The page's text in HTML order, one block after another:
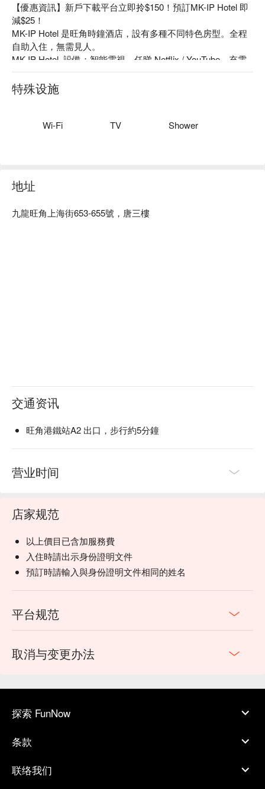
【優惠資訊】新戶下載平台立即拎$150！預訂MK-IP Hotel 即
減$25！
MK-IP Hotel 是旺角時鐘酒店，設有多種不同特色房型。全程
自助入住，無需見人。
MK-IP Hotel  設備：智能電視，任睇 Netflix / YouTube、充電
線、安全套、保證乾淨衛生提供一次性用品 (2條)、房間每次
都會徹底清潔及消毒
MK-IP Hotel 推薦：絕佳位置：位置近旺角地鐵站，步行 5 分
MK-IP Hotel 旺角時鐘酒店、MK-IP Hotel 爆房優惠資訊立刻查
特殊设施
Wi-Fi TV Shower
地址
九龍旺角上海街653-655號，唐三樓
交通资讯
旺角港鐵站A2 出口，步行約5分鐘
营业时间
店家规范
以上價目已含加服務費
入住時請出示身份證明文件
預訂時請輸入與身份證明文件相同的姓名
平台规范
取消与变更办法
探索 FunNow
条款
联络我们